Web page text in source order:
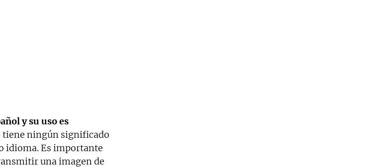
y su uso es
tiene ningún significado
idioma. Es importante
una imagen de